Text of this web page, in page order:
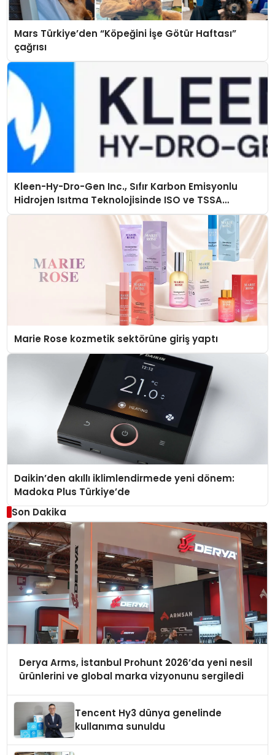
Mars Türkiye’den “Köpeğini İşe Götür Haftası”
çağrısı
Kleen-Hy-Dro-Gen Inc., Sıfır Karbon Emisyonlu
Hidrojen Isıtma Teknolojisinde ISO ve TSSA
Düzenleyici Onaylarını Aldı
Marie Rose kozmetik sektörüne giriş yaptı
Daikin’den akıllı iklimlendirmede yeni dönem:
Madoka Plus Türkiye’de
Son Dakika
Derya Arms, İstanbul Prohunt 2026’da yeni nesil
ürünlerini ve global marka vizyonunu sergiledi
Tencent Hy3 dünya genelinde
kullanıma sunuldu